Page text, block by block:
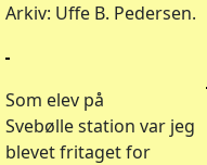
Arkiv: Uffe B. Pedersen.
Som elev på
Svebølle station var jeg
blevet fritaget for